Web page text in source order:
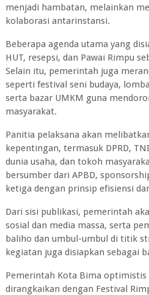
menjadi hambatan, melainkan
kolaborasi antarinstansi.
Beberapa agenda utama yang
HUT, resepsi, dan Pawai Rimpu
Selain itu, pemerintah juga
seperti festival seni budaya,
serta bazar UMKM guna
masyarakat.
Panitia pelaksana akan
kepentingan, termasuk DPRD,
dunia usaha, dan tokoh
bersumber dari APBD,
ketiga dengan prinsip efisiensi
Dari sisi publikasi, pemerintah
sosial dan media massa, serta
baliho dan umbul-umbul di titik
kegiatan juga disiapkan sebagai
Pemerintah Kota Bima optimistis
dirangkaikan dengan Festival